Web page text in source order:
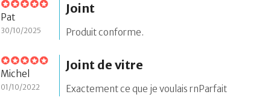
Pat
30/10/2025
Joint
Produit conforme.
Michel
01/10/2022
Joint de vitre
Exactement ce que je voulais rnParfait